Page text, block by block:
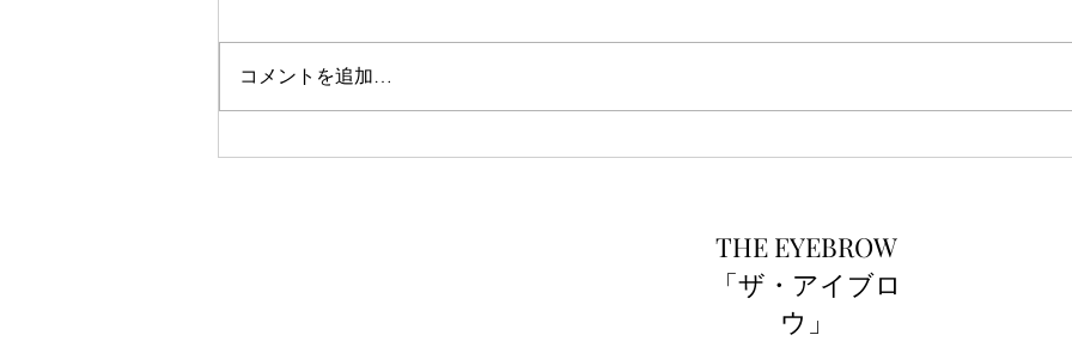
美眉スタイリング
THE EYEBROW1周年☆
コメントを追加…
THE EYEBROW
「ザ・アイブロ
ウ」